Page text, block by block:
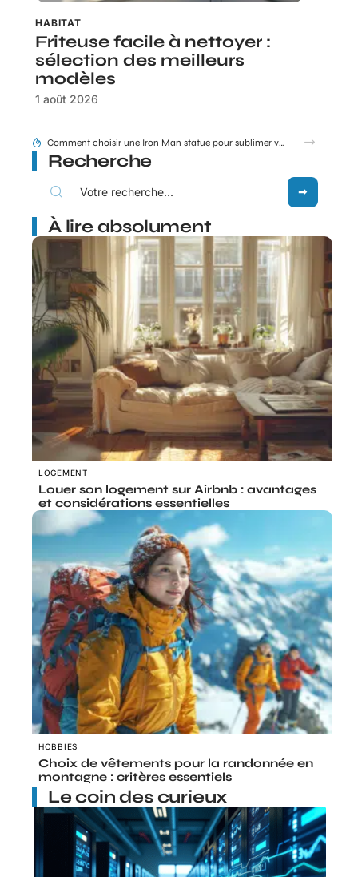
HABITAT
Friteuse facile à nettoyer :
sélection des meilleurs
modèles
1 août 2026
Tram E et F Bordeaux plan en un coup d’œil pour les nouveaux arrivants
Recherche
À lire absolument
LOGEMENT
Louer son logement sur Airbnb : avantages
et considérations essentielles
HOBBIES
Choix de vêtements pour la randonnée en
montagne : critères essentiels
Le coin des curieux